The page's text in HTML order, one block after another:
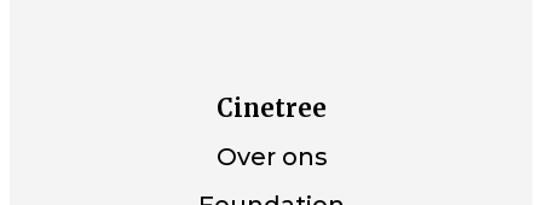
Cinetree
Over ons